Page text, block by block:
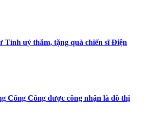
Tỉnh uỷ thăm, tặng quà chiến sĩ Điện
Công Công được công nhận là đô thị